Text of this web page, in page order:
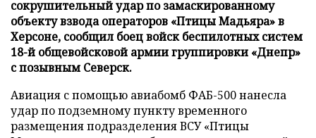
сокрушительный удар по замаскированному
объекту взвода операторов «Птицы Мадьяра» в
Херсоне, сообщил боец войск беспилотных систем
18-й общевойсковой армии группировки «Днепр»
с позывным Северск.
Авиация с помощью авиабомб ФАБ-500 нанесла
удар по подземному пункту временного
размещения подразделения ВСУ «Птицы